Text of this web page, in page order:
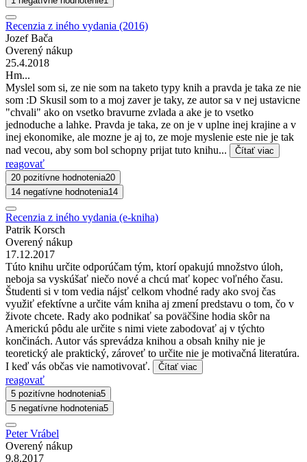
Recenzia z iného vydania (2016)
Jozef Bača
Overený nákup
25.4.2018
Hm...
Myslel som si, ze nie som na taketo typy knih a pravda je taka ze nie
som :D Skusil som to a moj zaver je taky, ze autor sa v nej ustavicne
"chvali" ako on vsetko bravurne zvlada a ake je to vsetko
jednoduche a lahke. Pravda je taka, ze on je v uplne inej krajine a v
inej ekonomike, ale mozne je aj to, ze moje myslenie este nie je tak
nad vecou, aby som bol schopny prijat tuto knihu...
Čítať viac
reagovať
20 pozitívne hodnotenia20
14 negatívne hodnotenia14
Recenzia z iného vydania (e-kniha)
Patrik Korsch
Overený nákup
17.12.2017
Túto knihu určite odporúčam tým, ktorí opakujú množstvo úloh,
neboja sa vyskúšať niečo nové a chcú mať kopec voľného času.
Študenti si v tom vedia nájsť celkom vhodné rady ako svoj čas
využiť efektívne a určite vám kniha aj zmení predstavu o tom, čo v
živote chcete. Rady ako podnikať sa poväčšine hodia skôr na
Americkú pôdu ale určite s nimi viete zabodovať aj v týchto
končinách. Autor vás sprevádza knihou a obsah knihy nie je
teoretický ale praktický, zároveť to určite nie je motivačná literatúra.
I keď vás občas vie namotivovať.
Čítať viac
reagovať
5 pozitívne hodnotenia5
5 negatívne hodnotenia5
Peter Vrábel
Overený nákup
9.8.2017